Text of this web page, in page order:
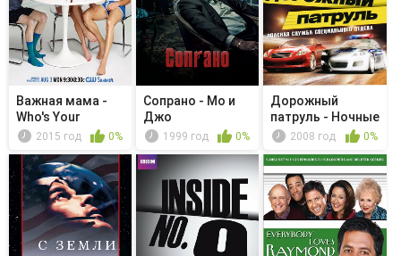
Важная мама -
Who's Your
Daddy?
2015 год 0%
Сопрано - Мо и
Джо
1999 год 0%
Дорожный
патруль - Ночные
гонщики
2008 год 0%